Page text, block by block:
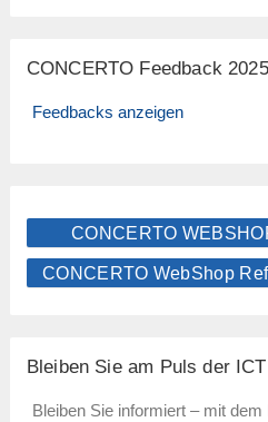
CONCERTO Feedback 2025
Feedbacks anzeigen
CONCERTO
CONCERTO WebShop
Bleiben Sie am Puls der
Bleiben Sie informiert – mit